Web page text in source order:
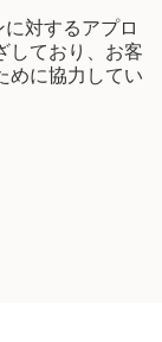
対するアプロ
しており、お客
めに協力してい